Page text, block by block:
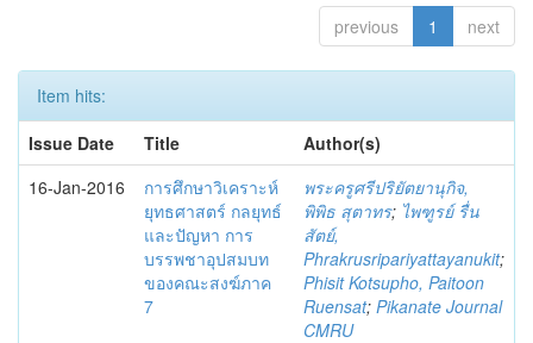
previous 1 next
Item hits:
Issue Date
Title
Author(s)
16-Jan-2016
การศึกษาวิเคราะห์
ยุทธศาสตร์ กลยุทธ์
และปัญหา การ
บรรพชาอุปสมบท
ของคณะสงฆ์ภาค
7
พระครูศรีปริยัตยานุกิจ,
พิพิธ สุตาทร; ไพฑูรย์ รื่น
สัตย์,
Phrakrusripariyattayanukit;
Phisit Kotsupho, Paitoon
Ruensat; Pikanate Journal
CMRU